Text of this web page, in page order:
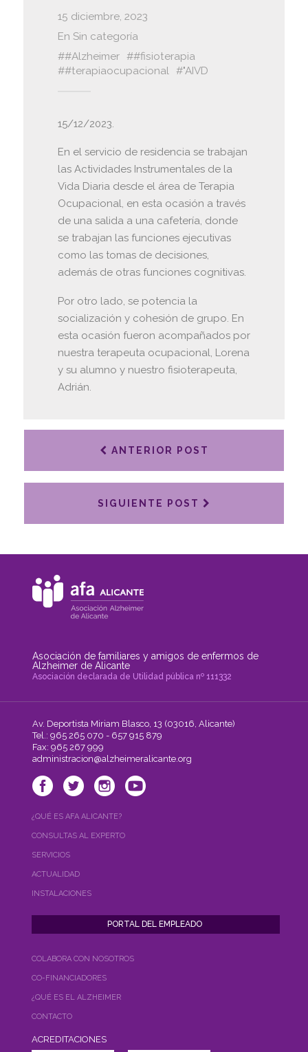
15 diciembre, 2023
En Sin categoría
#Alzheimer
#fisioterapia
#terapiaocupacional
"AIVD
15/12/2023.
En el servicio de residencia se trabajan
las Actividades Instrumentales de la
Vida Diaria desde el área de Terapia
Ocupacional, en esta ocasión a través
de una salida a una cafetería, donde
se trabajan las funciones ejecutivas
como las tomas de decisiones,
además de otras funciones cognitivas.
Por otro lado, se potencia la
socialización y cohesión de grupo. En
esta ocasión fueron acompañados por
nuestra terapeuta ocupacional, Lorena
y su alumno y nuestro fisioterapeuta,
Adrián.
ANTERIOR POST
SIGUIENTE POST
Asociación de familiares y amigos de enfermos de
Alzheimer de Alicante
Asociación declarada de Utilidad pública nº 111332
Av. Deportista Miriam Blasco, 13 (03016, Alicante)
Tel.: 965 265 070 - 657 915 879
Fax: 965 267 999
administracion@alzheimeralicante.org
¿QUÉ ES AFA ALICANTE?
CONSULTAS AL EXPERTO
SERVICIOS
ACTUALIDAD
INSTALACIONES
COLABORA CON NOSOTROS
CO-FINANCIADORES
¿QUÉ ES EL ALZHEIMER
CONTACTO
ACREDITACIONES